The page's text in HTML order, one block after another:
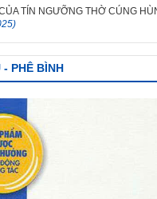
TÍN NGƯỠNG THỜ CÚNG
- PHÊ BÌNH